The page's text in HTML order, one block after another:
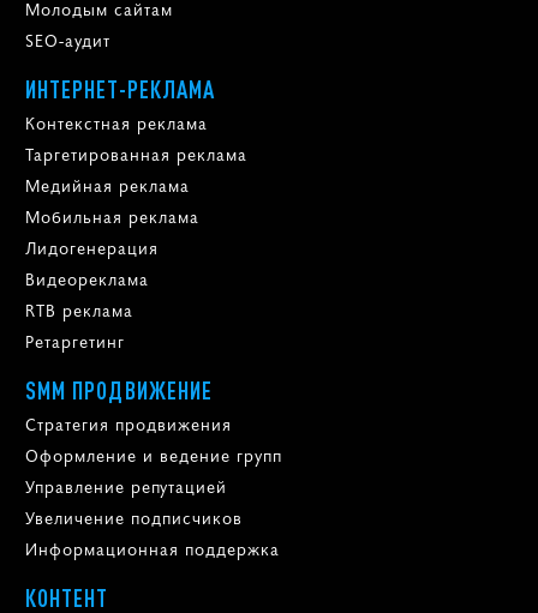
Молодым сайтам
SEO-аудит
ИНТЕРНЕТ-РЕКЛАМА
Контекстная реклама
Таргетированная реклама
Медийная реклама
Мобильная реклама
Лидогенерация
Видеореклама
RTB реклама
Ретаргетинг
SMM ПРОДВИЖЕНИЕ
Стратегия продвижения
Оформление и ведение групп
Управление репутацией
Увеличение подписчиков
Информационная поддержка
КОНТЕНТ